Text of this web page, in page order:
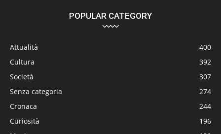
POPULAR CATEGORY
Attualità
400
Cultura
392
Società
307
Senza categoria
274
Cronaca
244
Curiosità
196